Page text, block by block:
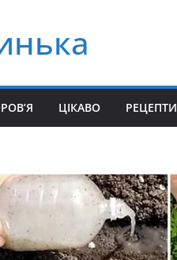
ЦІКАВО РЕЦЕПТИ